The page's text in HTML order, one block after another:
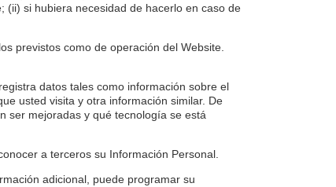
(ii) si hubiera necesidad de hacerlo en caso de
previstos como de operación del Website.
datos tales como información sobre el
usted visita y otra información similar. De
ser mejoradas y qué tecnología se está
a terceros su Información Personal.
adicional, puede programar su